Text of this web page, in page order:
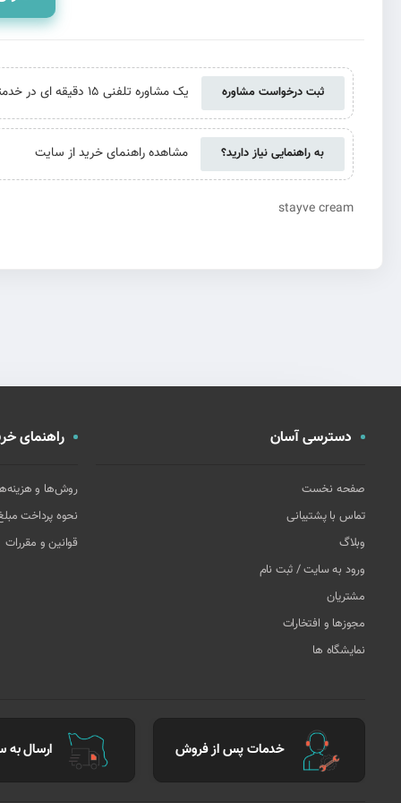
ثبت درخواست مشاوره یک مشاوره تلفنی 15 دقیقه ای در خدمتتان هستیم. حتی اگر از ما خرید نکنید
به راهنمایی نیاز دارید؟ مشاهده راهنمای خرید از سایت
stayve cream
دسترسی آسان
صفحه نخست
تماس با پشتیبانی
وبلاگ
ورود به سایت / ثبت نام
مشتریان
مجوزها و افتخارات
نمایشگاه ها
راهنمای
روش‌ها و
نحوه پرداخت
قوانین و مقررات
خدمات پس از فروش ارسال به